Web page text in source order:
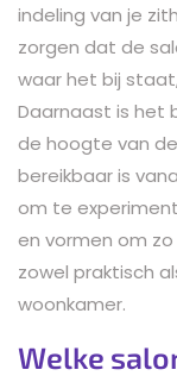
indeling van je
zorgen dat de
waar het bij
Daarnaast is het
de hoogte van
bereikbaar is
om te
en vormen om
zowel praktisch
woonkamer.
Welke